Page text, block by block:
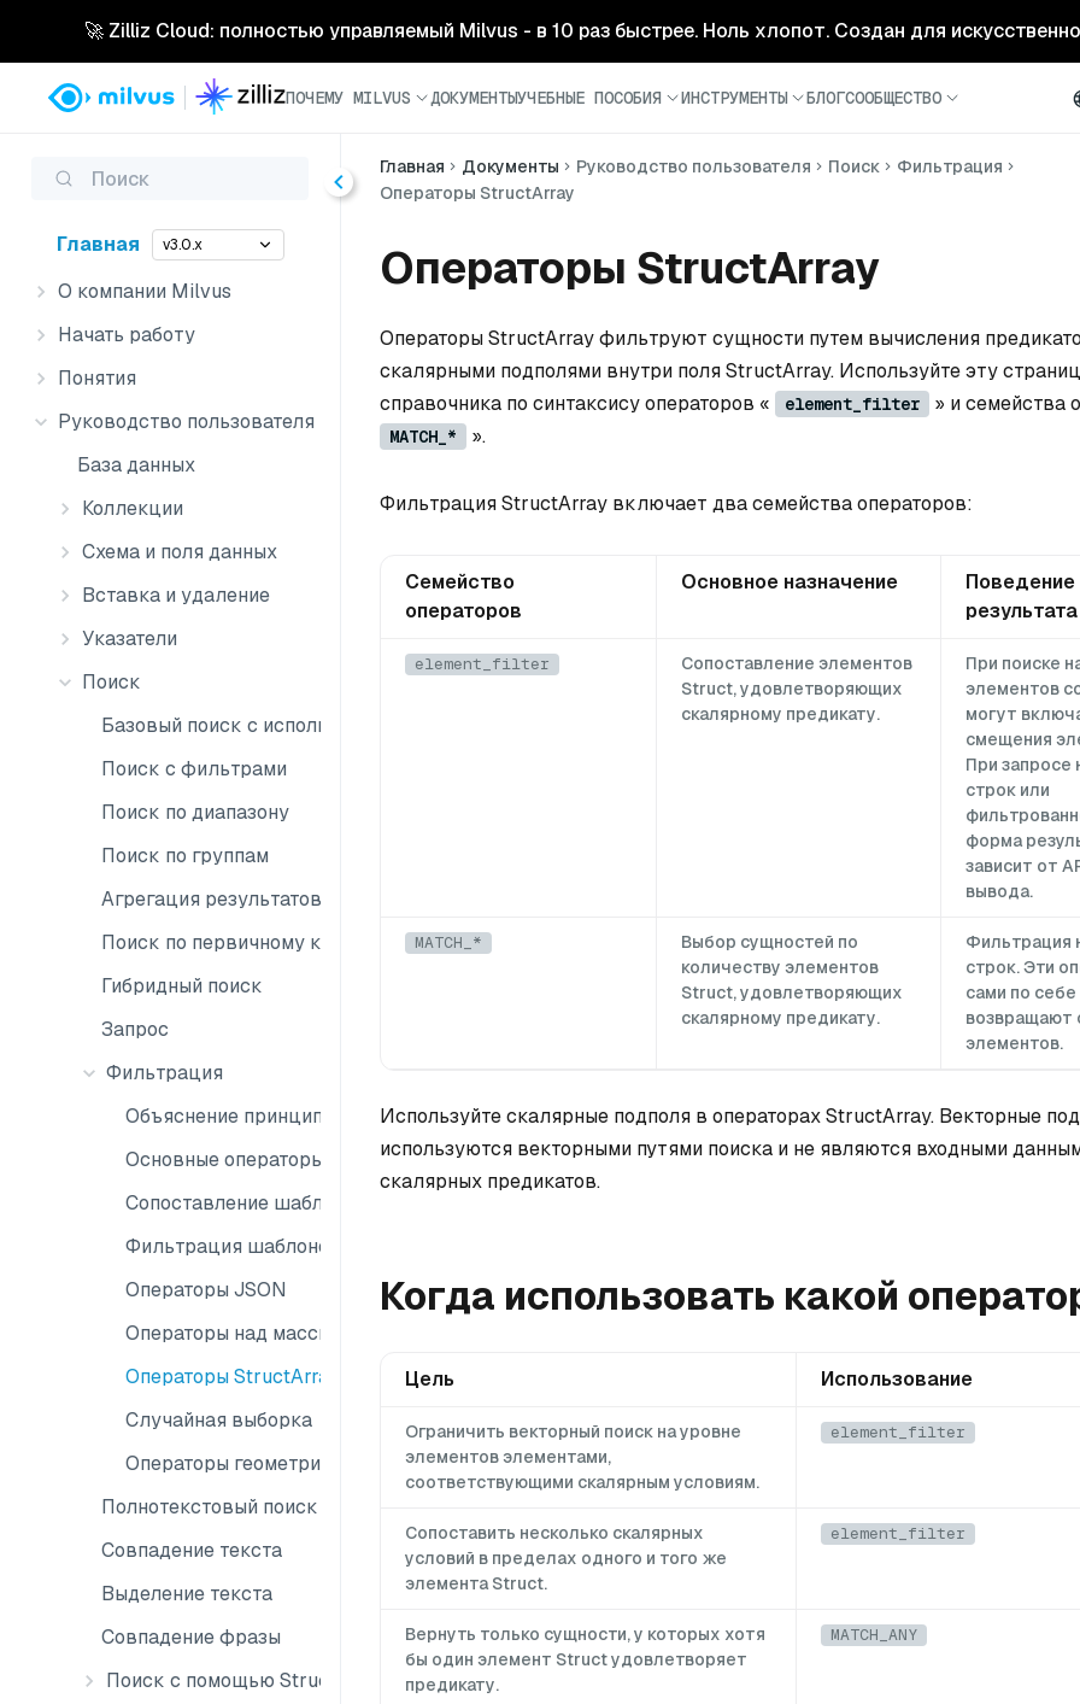
🚀 Zilliz Cloud: полностью управляемый Milvus - в 10 раз быстрее. Ноль хлопот. Создан для
ПОЧЕМУ MILVUS ДОКУМЕНТЫУЧЕБНЫЕ ПОСОБИЯ ИНСТРУМЕНТЫ БЛОГСООБЩЕСТВО
Поиск
Главная v3.0.x
О компании Milvus
Начать работу
Понятия
Руководство пользователя
База данных
Коллекции
Схема и поля данных
Вставка и удаление
Указатели
Поиск
Базовый поиск с использованием нейронных сетей
Поиск с фильтрами
Поиск по диапазону
Поиск по группам
Агрегация результатов поиска
Поиск по первичному ключу
Гибридный поиск
Запрос
Фильтрация
Объяснение принципов фильтрации
Основные операторы
Сопоставление шаблонов
Фильтрация шаблонов
Операторы JSON
Операторы над массивами
Операторы StructArray
Случайная выборка
Операторы геометрии
Полнотекстовый поиск
Совпадение текста
Выделение текста
Совпадение фразы
Поиск с помощью StructArray
Главная Документы Руководство пользователя Поиск
Фильтрация
Операторы StructArray
Операторы StructArray
Операторы StructArray фильтруют сущности путем вычисления
скалярными подполями внутри поля StructArray. Используйте эту
справочника по синтаксису операторов «
element_filter » и семейства
MATCH_* ».
Фильтрация StructArray включает два семейства операторов:
Семейство
операторов
Основное назначение
Поведение
результата
element_filter
Сопоставление элементов
Struct, удовлетворяющих
скалярному предикату.
При поиске
элементов
могут
смещения
При запросе
строк или
форма
зависит от
вывода.
MATCH_*
Выбор сущностей по
количеству элементов
Struct, удовлетворяющих
скалярному предикату.
Фильтрация
строк. Эти
сами по себе
возвращают
элементов.
Используйте скалярные подполя в операторах StructArray. Векторные
используются векторными путями поиска и не являются входными
скалярных предикатов.
Когда использовать какой
Цель Использование
Ограничить векторный поиск на уровне
элементов элементами,
соответствующими скалярным условиям.
element_filter
Сопоставить несколько скалярных
условий в пределах одного и того же
элемента Struct.
element_filter
Вернуть только сущности, у которых хотя
бы один элемент Struct удовлетворяет
предикату.
MATCH_ANY